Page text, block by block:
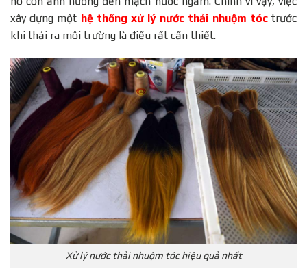
xây dựng một hệ thống xử lý nước thải nhuộm tóctrước
khi thải ra môi trường là điều rất cần thiết.
Xử lý nước thải nhuộm tóc hiệu quả nhất